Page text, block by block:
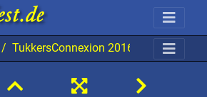
TukkersConnexion 20160806 BP AKu